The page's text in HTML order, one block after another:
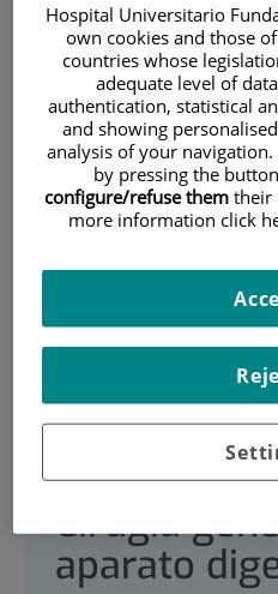
Docencia
900
CARTERA DE
|CIRUGÍA GENERAL Y DEL
Cirugía
aparato
Hospital Universitario
own cookies and those
countries whose
adequate level of
authentication, statistical
and showing
analysis of your navigation.
by pressing the
configure/refuse them their
more information click